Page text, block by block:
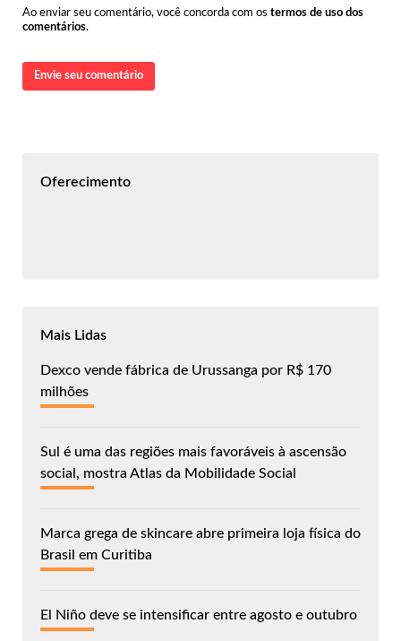
Ao enviar seu comentário, você concorda com os termos de uso dos
comentários.
Envie seu comentário
Oferecimento
Mais Lidas
Dexco vende fábrica de Urussanga por R$ 170
milhões
Sul é uma das regiões mais favoráveis à ascensão
social, mostra Atlas da Mobilidade Social
Marca grega de skincare abre primeira loja física do
Brasil em Curitiba
El Niño deve se intensificar entre agosto e outubro